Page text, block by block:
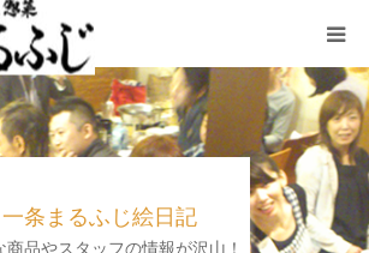
一条まるふじ絵日記
商品やスタッフの情報が沢山！